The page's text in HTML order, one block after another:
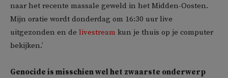
naar het recente massale geweld in het Midden-Oosten.
Mijn oratie wordt donderdag om 16:30 uur live
uitgezonden en de livestream kun je thuis op je computer
bekijken.’
Genocide is misschien wel het zwaarste onderwerp